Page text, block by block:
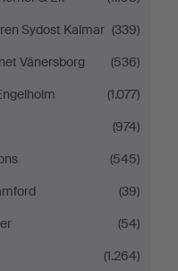
Sydost Kalmar (339)
Vänersborg
(536)
(1.077)
(974)
(545)
(39)
(54)
(1.264)